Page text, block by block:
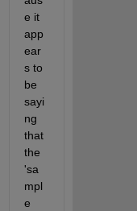
e it
app
ear
s to
be
sayi
ng
that
the
'sa
mpl
e